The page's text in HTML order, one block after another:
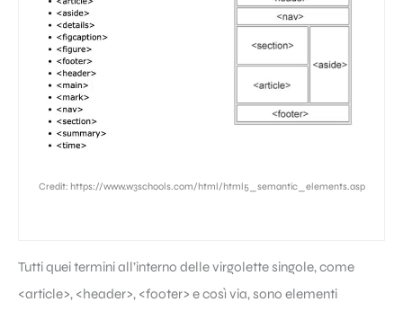
Credit: https://www.w3schools.com/html/html5_semantic_elements.asp
Tutti quei termini all’interno delle virgolette singole, come
<article>, <header>, <footer> e così via, sono elementi